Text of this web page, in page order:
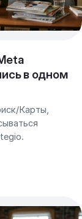
в одном
Карты,